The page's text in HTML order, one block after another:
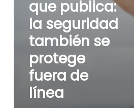
que publica:
la seguridad
también se
protege
fuera de
línea